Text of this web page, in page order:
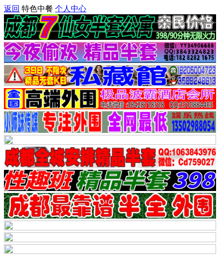
返回 特色中餐 个人中心